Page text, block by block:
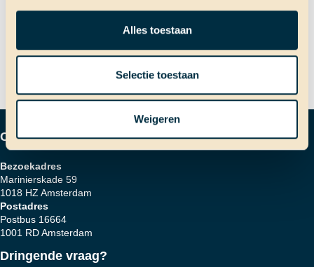
Alles toestaan
Selectie toestaan
Weigeren
navigatie
Contactgegevens
Bezoekadres
Marinierskade 59
1018 HZ Amsterdam
Postadres
Postbus 16664
1001 RD Amsterdam
Dringende vraag?